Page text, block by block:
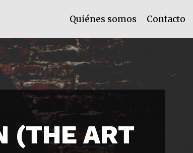
Quiénes somos Contacto
(THE ART